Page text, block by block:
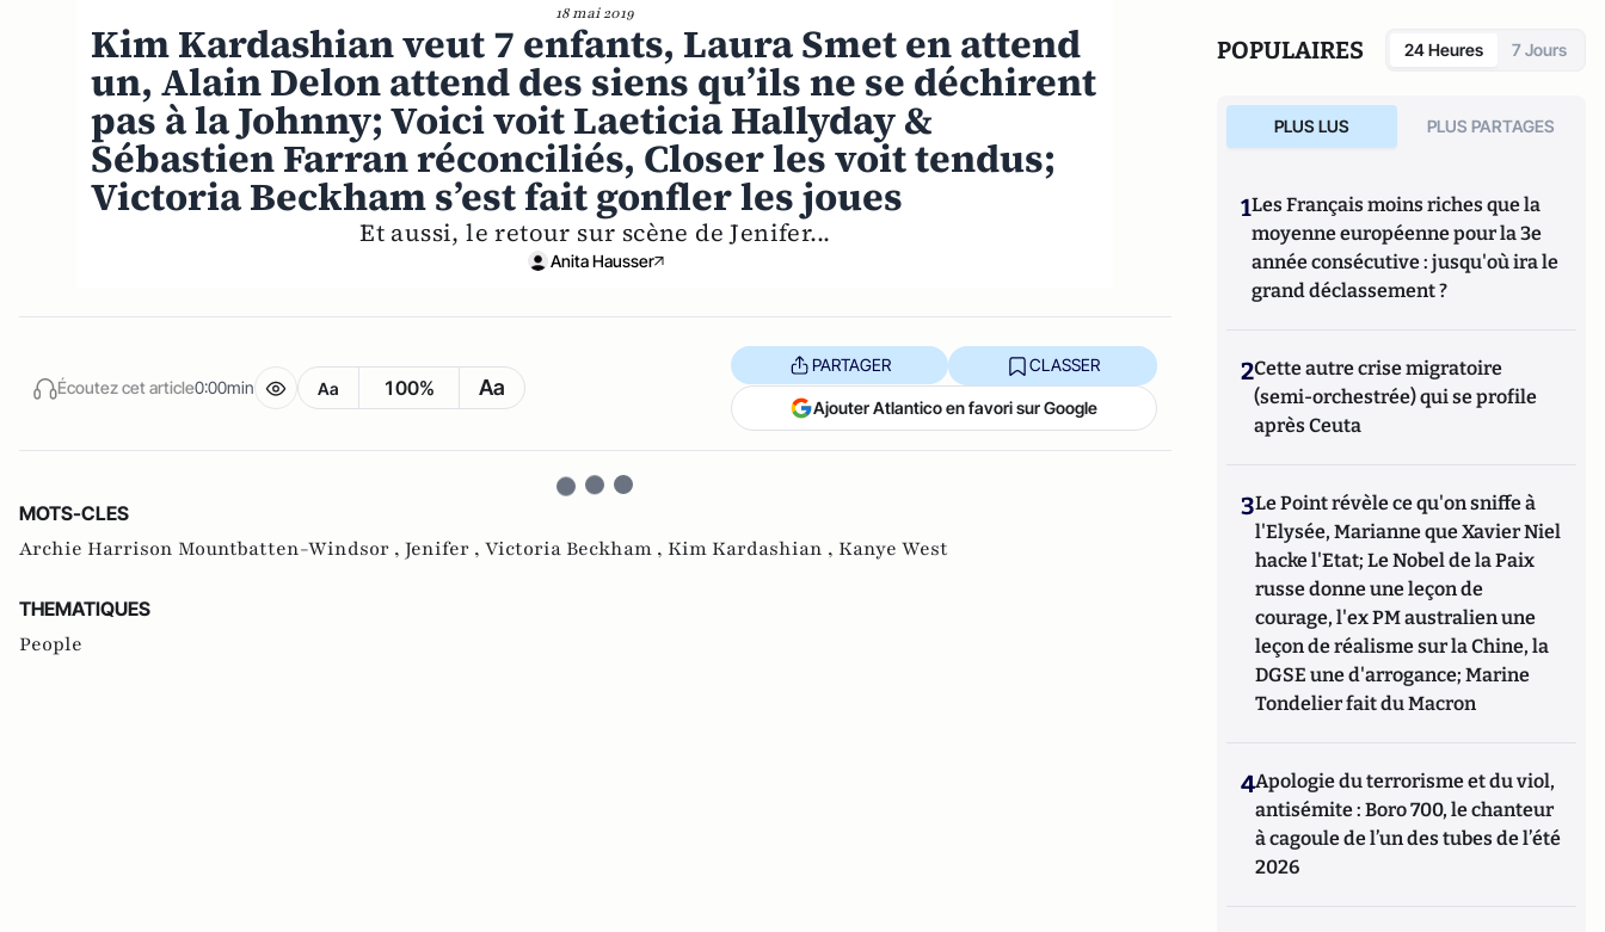
18 mai 2019
Kim Kardashian veut 7 enfants, Laura Smet en attend
un, Alain Delon attend des siens qu’ils ne se déchirent
pas à la Johnny; Voici voit Laeticia Hallyday &
Sébastien Farran réconciliés, Closer les voit tendus;
Victoria Beckham s’est fait gonfler les joues
Et aussi, le retour sur scène de Jenifer...
Anita Hausser
Écoutez cet article0:00min Aa 100% Aa
PARTAGER CLASSER
Ajouter Atlantico en favori sur Google
MOTS-CLES
Archie Harrison Mountbatten-Windsor , Jenifer , Victoria Beckham , Kim Kardashian , Kanye West
THEMATIQUES
People
députée, un homme comme les autres ?
(2014) etBruno Le Maire, l'Affranchi
POPULAIRES 24 Heures 7 Jours
PLUS LUS PLUS PARTAGES
1Les Français moins riches que la
moyenne européenne pour la 3e
année consécutive : jusqu'où ira le
grand déclassement ?
2Cette autre crise migratoire
(semi-orchestrée) qui se profile
après Ceuta
3Le Point révèle ce qu'on sniffe à
l'Elysée, Marianne que Xavier Niel
hacke l'Etat; Le Nobel de la Paix
russe donne une leçon de
courage, l'ex PM australien une
leçon de réalisme sur la Chine, la
DGSE une d'arrogance; Marine
Tondelier fait du Macron
4Apologie du terrorisme et du viol,
antisémite : Boro 700, le chanteur
à cagoule de l’un des tubes de l’été
2026